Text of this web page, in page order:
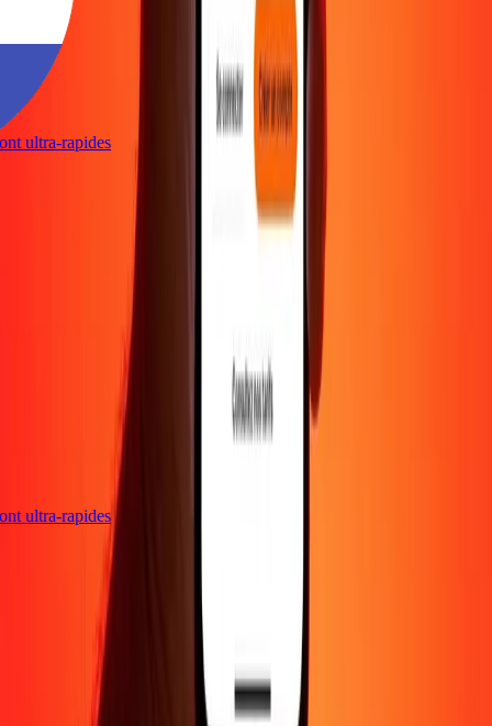
ultra-rapides
ultra-rapides
Blog
Envoyer de l'argent en
Entreprise Devenir agent
Devenir affilié